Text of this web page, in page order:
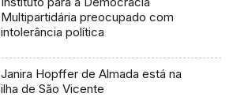
Multipartidária preocupado com
intolerância política
Janira Hopffer de Almada está na
ilha de São Vicente